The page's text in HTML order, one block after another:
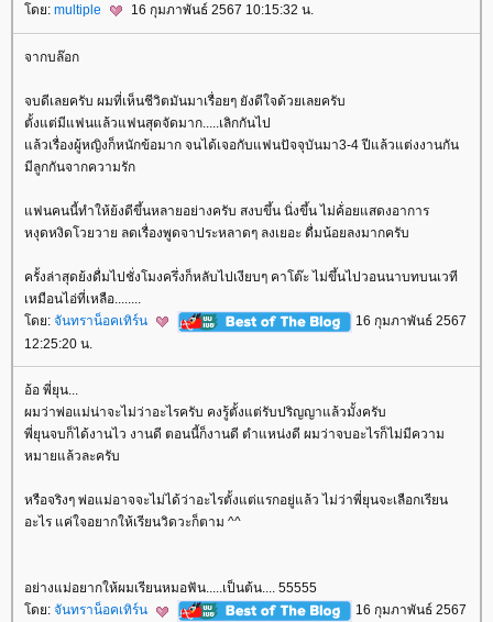
ดย: multiple 16 กุมภาพันธ์ 2567 10:15:32 น.
จากบล๊อก
จบดีเลยครับ ผมที่เห็นชีวิตมันมาเรื่อยๆ ยังดีใจด้วยเลยครับ
ตั้งแต่มีแฟนแล้วแฟนสุดจัดมาก.....เลิกกันไป
ล้วเรื่องผู้หญิงก็หนักข้อมาก จนได้เจอกับแฟนปัจจุบันมา3-4 ปีแล้วแต่งงานกัน
มีลูกกันจากความรัก
ฟนคนนี้ทำให้ย้งดีขึ้นหลายอย่างครับ สงบขึ้น นิ่งขึ้น ไม่ค้่อยแสดงอาการ
หงุดหงิดโวยวาย ลดเรื่องพูดจาประหลาดๆ ลงเยอะ ดื่มน้อยลงมากครับ
ครั้งล่าสุดย้งดื่มไปชั่งโมงครึ่งก็หลับไปเงียบๆ คาโต๊ะ ไม่ขึ้นไปวอนนาบทบนเวที
เหมือนไอ่ที่เหลือ........
ดย: จันทราน็อคเทิร์น
16 กุมภาพันธ์ 2567
12:25:20 น.
อ้อ พี่ยุน...
ผมว่าพ่อแม่น่าจะไม่ว่าอะไรครับ คงรู้ตั้งแต่รับปริญญาแล้วมั้งครับ
พี่ยุนจบก็ได้งานไว งานดี ตอนนี้ก็งานดี ตำแหน่งดี ผมว่าจบอะไรก็ไม่มีความ
หมายแล้วละครับ
หรือจริงๆ พ่อแม่อาจจะไม่ได้ว่าอะไรตั้งแต่แรกอยู่แล้ว ไม่ว่าพี่ยุนจะเลือกเรียน
อะไร แค่ใจอยากให้เรียนวิดวะก็ตาม ^^
อย่างแม่อยากให้ผมเรียนหมอฟัน.....เป็นต้น.... 55555
ดย: จันทราน็อคเทิร์น
16 กุมภาพันธ์ 2567